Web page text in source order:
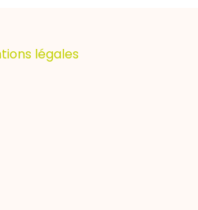
légales